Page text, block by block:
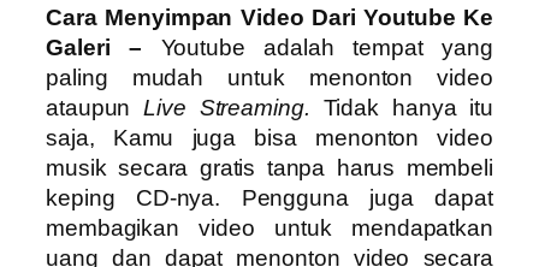
Cara Menyimpan Video Dari Youtube Ke
Galeri – Youtube adalah tempat yang
paling mudah untuk menonton video
ataupunLive Streaming. Tidak hanya itu
saja, Kamu juga bisa menonton video
musik secara gratis tanpa harus membeli
keping CD-nya. Pengguna juga dapat
membagikan video untuk mendapatkan
uang dan dapat menonton video secara